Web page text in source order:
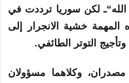
الله“ـ لكن سوريا ترددت في
خشية الانجرار إلى
التوتر الطائفي.
وكلاهما مسؤولان